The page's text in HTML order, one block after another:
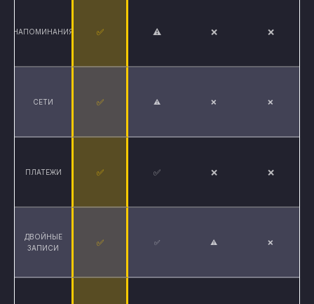
НАПОМИНАНИЯ ✅ ⚠ ❌ ❌
СЕТИ ✅ ⚠ ❌ ❌
ПЛАТЕЖИ ✅ ✅ ❌ ❌
ДВОЙНЫЕ
ЗАПИСИ
✅ ✅ ⚠ ❌